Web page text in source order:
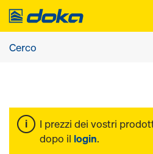
I prezzi dei vostri
dopo il login.